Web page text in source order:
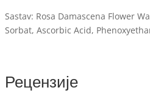
Sastav: Rosa Damascena Flower
Sorbat, Ascorbic Acid,
Рецензије